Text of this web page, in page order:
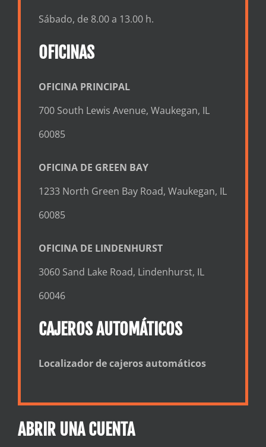
Sábado, de 8.00 a 13.00 h.
OFICINAS
OFICINA PRINCIPAL
700 South Lewis Avenue, Waukegan, IL
60085
OFICINA DE GREEN BAY
1233 North Green Bay Road, Waukegan, IL
60085
OFICINA DE LINDENHURST
3060 Sand Lake Road, Lindenhurst, IL
60046
CAJEROS AUTOMÁTICOS
Localizador de cajeros automáticos
ABRIR UNA CUENTA